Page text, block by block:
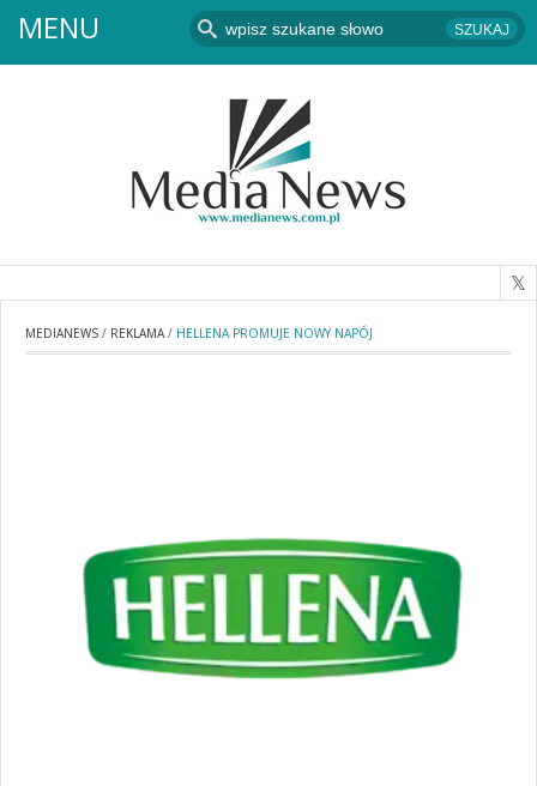
MENU
MEDIANEWS / REKLAMA/ HELLENA PROMUJE NOWY NAPÓJ